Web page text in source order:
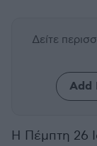
Δείτε
Add
Η Πέμπτη 26